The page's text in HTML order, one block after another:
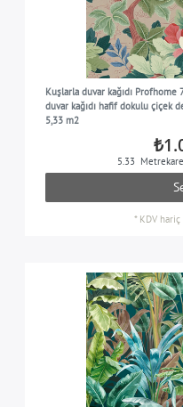
Kuşlarla duvar kağıdı
duvar kağıdı hafif dokulu çiçek
5,33 m2
5.33 Metrekare
* KDV hariç